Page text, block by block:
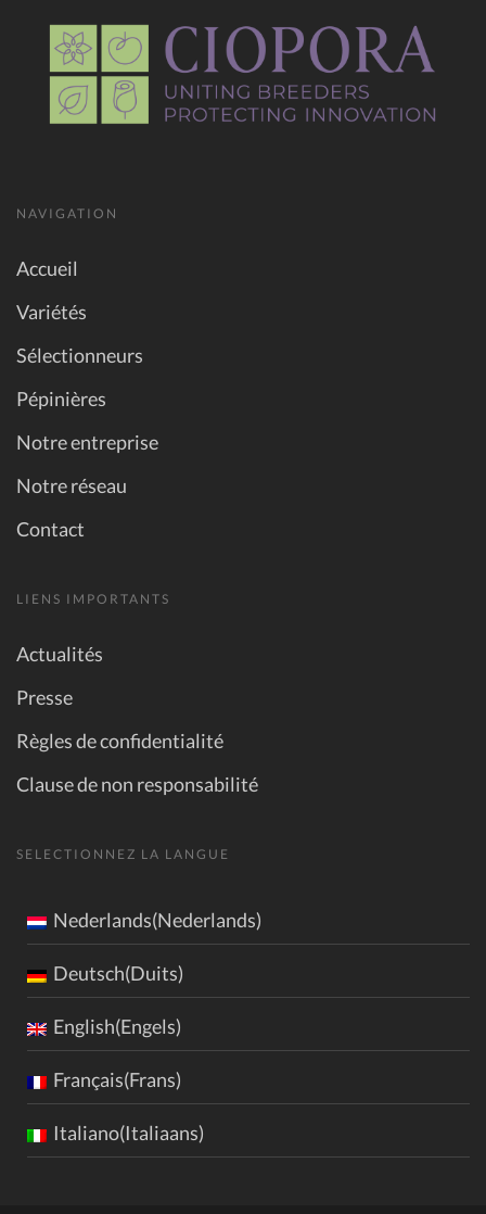
NAVIGATION
Accueil
Variétés
Sélectionneurs
Pépinières
Notre entreprise
Notre réseau
Contact
LIENS IMPORTANTS
Actualités
Presse
Règles de confidentialité
Clause de non responsabilité
SELECTIONNEZ LA LANGUE
Nederlands(Nederlands)
Deutsch(Duits)
English(Engels)
Français(Frans)
Italiano(Italiaans)